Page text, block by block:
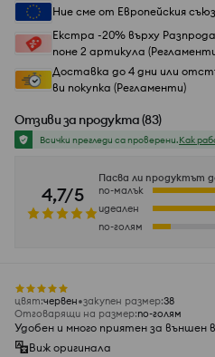
Ние сме от Европейския съюз
Екстра -20% върху
поне 2 артикула
Доставка до 4 дни или
ви покупка (Регламенти)
Отзиви за продукта(83)
Всички прегледи са проверени.Как
4,7/5
Пасва ли продуктът
по-малък
идеален
по-голям
цвят:червeн закупен размер:38
Отговарящи на размер:по-голям
Удобен и много приятен за външен
Виж оригинала